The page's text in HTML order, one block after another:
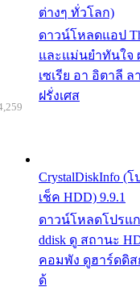
ต่างๆ ทั่วโลก)
ดาวน์โหลดแอป
และแม่นยำทันใจ
เซเรีย อา อิตาลี
ฝรั่งเศส
CrystalDiskInfo (
เช็ค HDD) 9.9.1
ดาวน์โหลดโปรแก
ddisk ดู สถานะ
คอมพัง ดูฮาร์ดดิส
ด้